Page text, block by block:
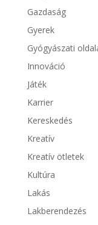
Gazdaság
Gyerek
Gyógyászati
Innováció
Játék
Karrier
Kereskedés
Kreatív
Kreatív ötletek
Kultúra
Lakás
Lakberendezés